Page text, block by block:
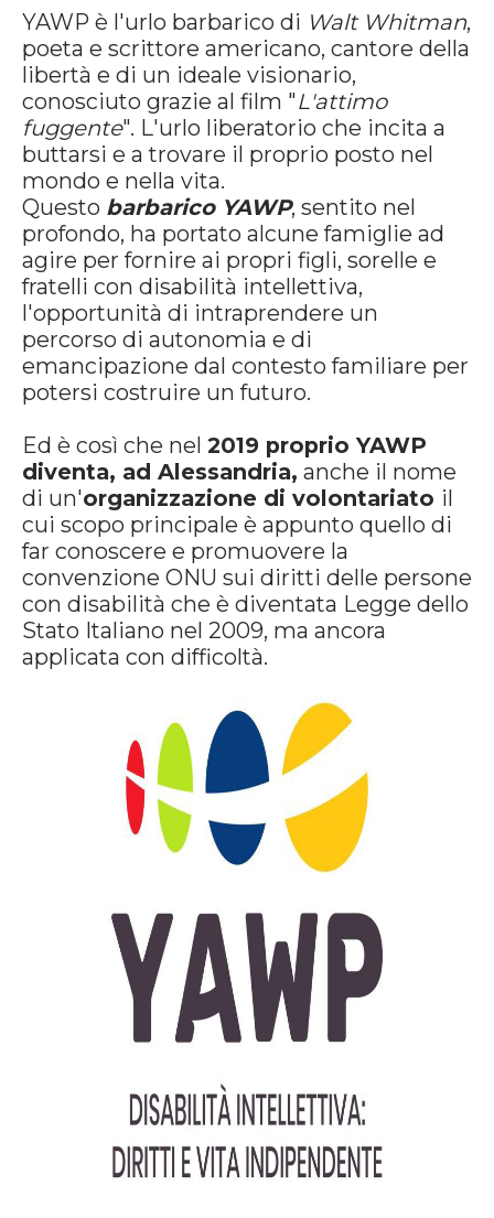
YAWP è l'urlo barbarico di Walt Whitman,
poeta e scrittore americano, cantore della
libertà e di un ideale visionario,
conosciuto grazie al film "L'attimo
fuggente". L'urlo liberatorio che incita a
buttarsi e a trovare il proprio posto nel
mondo e nella vita.
Questo barbarico YAWP, sentito nel
profondo, ha portato alcune famiglie ad
agire per fornire ai propri figli, sorelle e
fratelli con disabilità intellettiva,
l'opportunità di intraprendere un
percorso di autonomia e di
emancipazione dal contesto familiare per
potersi costruire un futuro.
Ed è così che nel 2019 proprio YAWP
diventa, ad Alessandria, anche il nome
di un'organizzazione di volontariato il
cui scopo principale è appunto quello di
far conoscere e promuovere la
convenzione ONU sui diritti delle persone
con disabilità che è diventata Legge dello
Stato Italiano nel 2009, ma ancora
applicata con difficoltà.